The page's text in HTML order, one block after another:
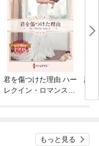
君を傷つけた理由 ハー
レクイン・ロマンス・
誕
もっと見る